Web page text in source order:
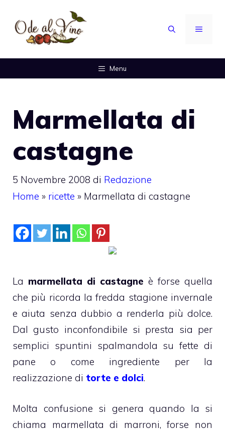
contenuto
MENU
Menu
Marmellata di
castagne
5 Novembre 2008 di Redazione
Home » ricette » Marmellata di castagne
La marmellata di castagne è forse quella
che più ricorda la fredda stagione invernale
e aiuta senza dubbio a renderla più dolce.
Dal gusto inconfondibile si presta sia per
semplici spuntini spalmandola su fette di
pane o come ingrediente per la
realizzazione di torte e dolci.
Molta confusione si genera quando la si
chiama marmellata di marroni, forse non